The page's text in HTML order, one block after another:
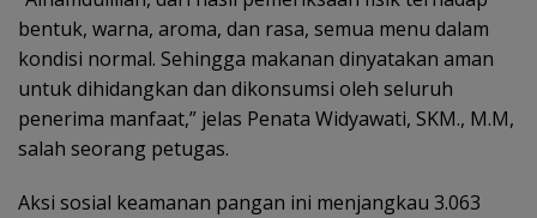
bentuk, warna, aroma, dan rasa, semua menu dalam
kondisi normal. Sehingga makanan dinyatakan aman
untuk dihidangkan dan dikonsumsi oleh seluruh
penerima manfaat,” jelas Penata Widyawati, SKM., M.M,
salah seorang petugas.
Aksi sosial keamanan pangan ini menjangkau 3.063